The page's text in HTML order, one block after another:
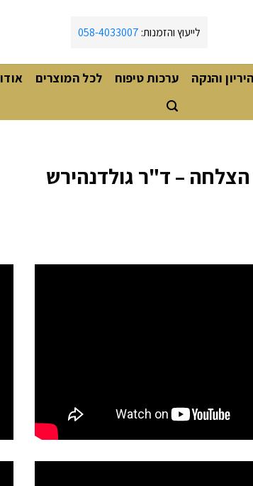
לייעוץ והזמנות: 058-4033007
והנקה ערכות טיפוח לכל המוצרים
הצלחה – ד"ר גולדנהירש